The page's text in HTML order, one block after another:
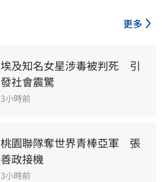
更多
埃及知名女星涉毒被判死　引
發社會震驚
3小時前
桃園聯隊奪世界青棒亞軍　張
善政接機
3小時前